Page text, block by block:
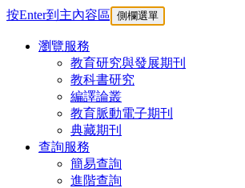
按Enter到主內容區 側欄選單
瀏覽服務
教育研究與發展期刊
教科書研究
編譯論叢
教育脈動電子期刊
典藏期刊
查詢服務
簡易查詢
進階查詢